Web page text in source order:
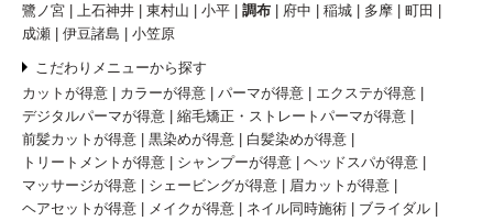
鷺ノ宮
上石神井 東村山 小平 調布 府中 稲城 多摩
町田
成瀬
伊豆諸島 小笠原
こだわりメニューから探す
カットが得意
カラーが得意 パーマが得意
エクステが得意
デジタルパーマが得意
縮毛矯正・ストレートパーマが得意
前髪カットが得意
黒染めが得意
白髪染めが得意
トリートメントが得意
シャンプーが得意
ヘッドスパが得意
マッサージが得意
シェービングが得意
眉カットが得意
ヘアセットが得意
メイクが得意 ネイル同時施術
ブライダル